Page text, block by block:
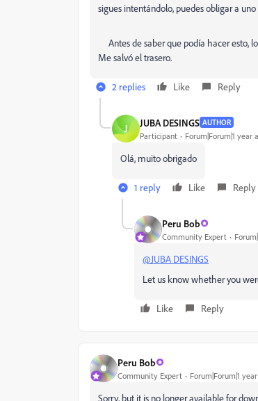
sigues intentándolo, puedes obligar a
Antes de saber que podía hacer esto,
Me salvó el trasero.
2 replies Like Reply
J JUBA DESINGS AUTHOR
Participant Forum|Forum|1 year
Olá, muito obrigado
1 reply Like Reply
Peru Bob
Community Expert
@JUBA DESINGS
Let us know whether you
Like Reply
Peru Bob
Community Expert Forum|Forum|1
Sorry, but it is no longer available for